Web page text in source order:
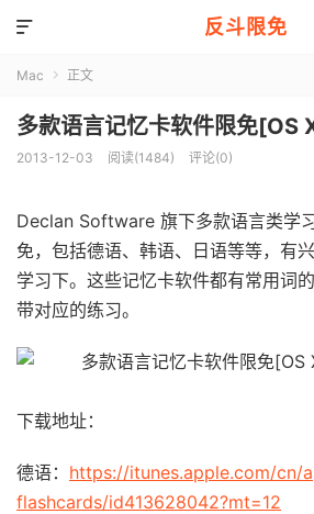
反斗限免

Mac  正文
多款语言记忆卡软件限免[OS
2013-12-03 阅读(1484) 评论(0)
Declan Software 旗下多款语言类学
免，包括德语、韩语、日语等等，有
学习下。这些记忆卡软件都有常用词
带对应的练习。
下载地址：
德语： https://itunes.apple.com/cn/
flashcards/id413628042?mt=12